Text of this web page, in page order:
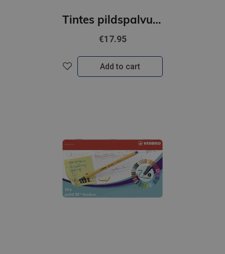
Tintes pildspalvu komplekts STABILO Point 88 |20 krāsas
€17.95
Add to cart